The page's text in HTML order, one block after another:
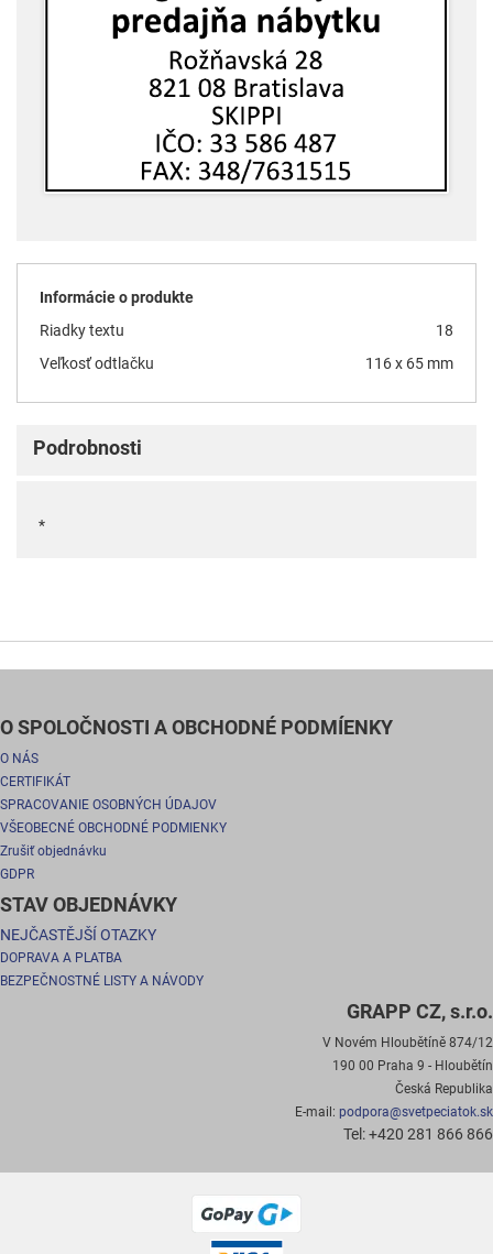
Informácie o produkte
Riadky textu
18
Veľkosť odtlačku
116 x 65 mm
Podrobnosti
*
O SPOLOČNOSTI A OBCHODNÉ PODMÍENKY
O NÁS
CERTIFIKÁT
SPRACOVANIE OSOBNÝCH ÚDAJOV
VŠEOBECNÉ OBCHODNÉ PODMIENKY
Zrušiť objednávku
GDPR
STAV OBJEDNÁVKY
NEJČASTĚJŠÍ OTAZKY
DOPRAVA A PLATBA
BEZPEČNOSTNÉ LISTY A NÁVODY
GRAPP CZ, s.r.o.
V Novém Hloubětíně 874/12
190 00 Praha 9 - Hloubětín
Česká Republika
E-mail: podpora@svetpeciatok.sk
Tel: +420 281 866 866